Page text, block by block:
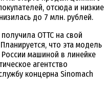
отсюда и низкие
до 7 млн. рублей.
ОТТС на свой
что эта модель
машиной в линейке
агентство
концерна Sinomach